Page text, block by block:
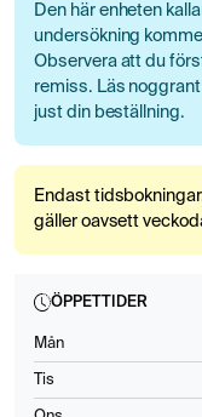
Den här enheten
undersökning
Observera att du
remiss. Läs
just din beställning.
Endast
gäller oavsett
ÖPPETTIDER
Mån
Tis